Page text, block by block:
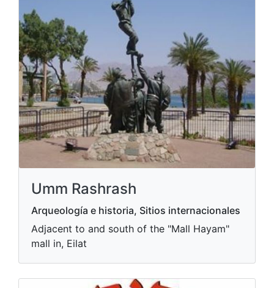
Umm Rashrash
Arqueología e historia, Sitios internacionales
Adjacent to and south of the "Mall Hayam"
mall in, Eilat